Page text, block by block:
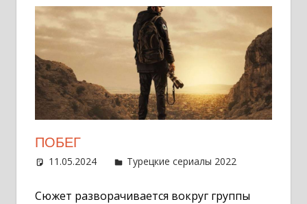
ПОБЕГ
11.05.2024 Администратор
Турецкие сериалы 2022
Сюжет разворачивается вокруг группы